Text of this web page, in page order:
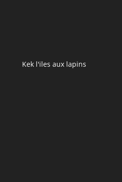
Kek l'iles aux lapins